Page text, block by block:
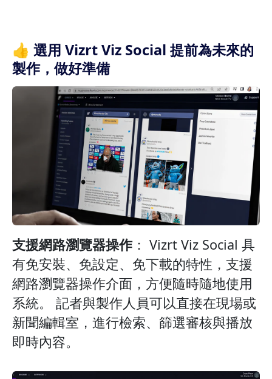
👍 選用 Vizrt Viz Social 提前為未來的
製作，做好準備
支援網路瀏覽器操作： Vizrt Viz Social 具
有免安裝、免設定、免下載的特性，支援
網路瀏覽器操作介面，方便隨時隨地使用
系統。 記者與製作人員可以直接在現場或
新聞編輯室，進行檢索、篩選審核與播放
即時內容。